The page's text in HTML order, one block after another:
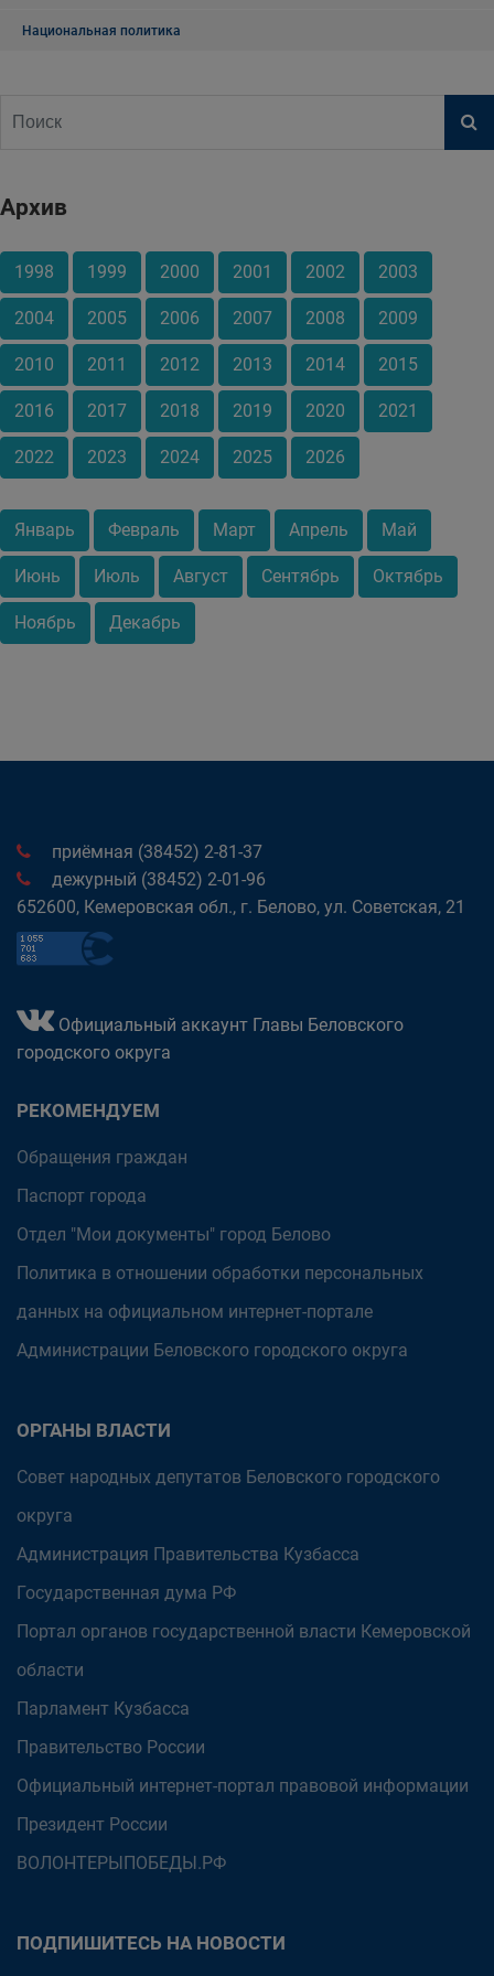
Национальная политика
Архив
1998 1999 2000 2001 2002 2003
2004 2005 2006 2007 2008 2009
2010 2011 2012 2013 2014 2015
2016 2017 2018 2019 2020 2021
2022 2023 2024 2025 2026
Январь Февраль Март Апрель Май
Июнь Июль Август Сентябрь Октябрь
Ноябрь Декабрь
приёмная (38452) 2-81-37
дежурный (38452) 2-01-96
652600, Кемеровская обл., г. Белово, ул. Советская, 21
Официальный аккаунт Главы Беловского
городского округа
РЕКОМЕНДУЕМ
Обращения граждан
Паспорт города
Отдел "Мои документы" город Белово
Политика в отношении обработки персональных
данных на официальном интернет-портале
Администрации Беловского городского округа
ОРГАНЫ ВЛАСТИ
Совет народных депутатов Беловского городского
округа
Администрация Правительства Кузбасса
Государственная дума РФ
Портал органов государственной власти Кемеровской
области
Парламент Кузбасса
Правительство России
Официальный интернет-портал правовой информации
Президент России
ВОЛОНТЕРЫПОБЕДЫ.РФ
ПОДПИШИТЕСЬ НА НОВОСТИ